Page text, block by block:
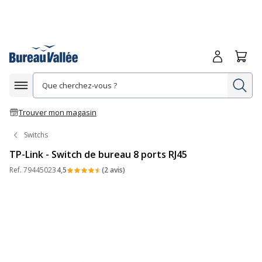
Afficher la navigation
Trouver mon magasin
Me
Switchs
TP-Link - Switch de bureau 8 ports RJ45
Ref. 794450234,5 (2 avis)